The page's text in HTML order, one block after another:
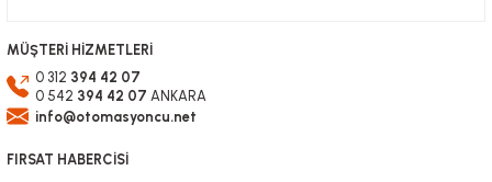
MÜŞTERİ HİZMETLERİ
0 312 394 42 07
0 542 394 42 07 ANKARA
info@otomasyoncu.net
FIRSAT HABERCİSİ